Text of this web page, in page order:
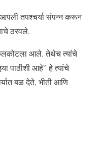
आपली तपश्चर्या संपन्न करून
ठरवले.
आले. तेथेच त्यांचे
पाठीशी आहे” हे त्यांचे
बळ देते, भीती आणि